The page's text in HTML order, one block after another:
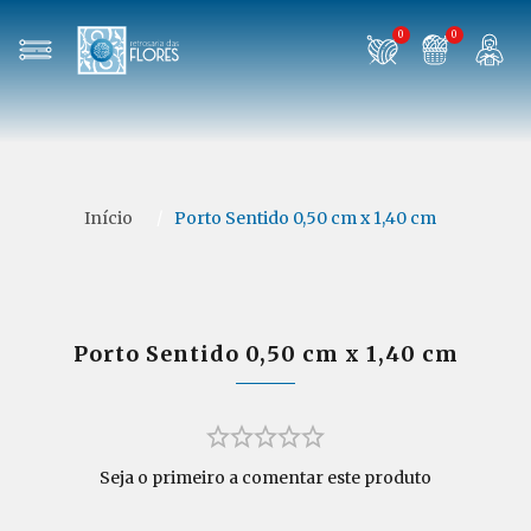
0 0
Início Porto Sentido 0,50 cm x 1,40 cm
Porto Sentido 0,50 cm x 1,40 cm
Seja o primeiro a comentar este produto